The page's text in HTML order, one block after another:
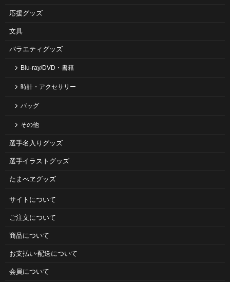
応援グッズ
文具
バラエティグッズ
Blu-ray/DVD・書籍
時計・アクセサリー
バッグ
その他
選手名入りグッズ
選手イラストグッズ
たまべヱグッズ
サイトについて
ご注⽂について
商品について
お⽀払い‧配送について
会員について